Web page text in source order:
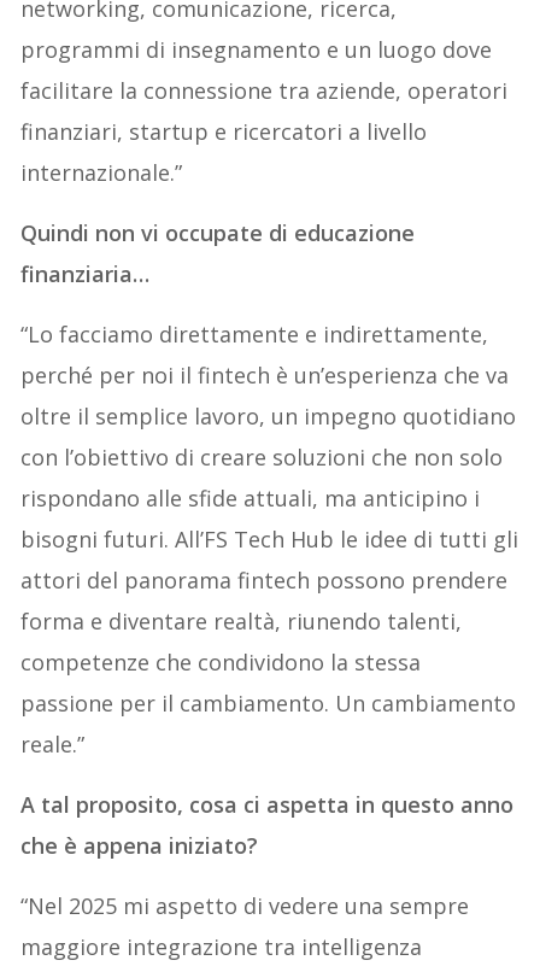
networking, comunicazione, ricerca,
programmi di insegnamento e un luogo dove
facilitare la connessione tra aziende, operatori
finanziari, startup e ricercatori a livello
internazionale.”
Quindi non vi occupate di educazione
finanziaria…
“Lo facciamo direttamente e indirettamente,
perché per noi il fintech è un’esperienza che va
oltre il semplice lavoro, un impegno quotidiano
con l’obiettivo di creare soluzioni che non solo
rispondano alle sfide attuali, ma anticipino i
bisogni futuri. All’FS Tech Hub le idee di tutti gli
attori del panorama fintech possono prendere
forma e diventare realtà, riunendo talenti,
competenze che condividono la stessa
passione per il cambiamento. Un cambiamento
reale.”
A tal proposito, cosa ci aspetta in questo anno
che è appena iniziato?
“Nel 2025 mi aspetto di vedere una sempre
maggiore integrazione tra intelligenza